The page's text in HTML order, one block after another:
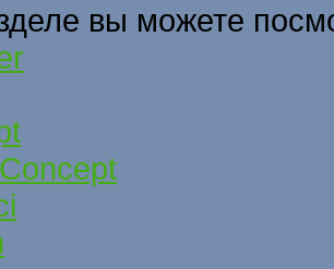
вы можете